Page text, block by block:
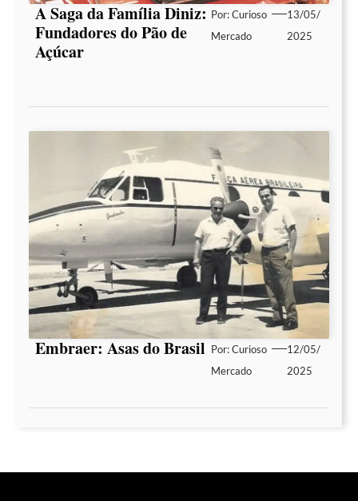
A Saga da Família Diniz:
Fundadores do Pão de
Açúcar
Por:Curioso
Mercado
13/05/
2025
Embraer: Asas do Brasil Por:Curioso
Mercado
12/05/
2025